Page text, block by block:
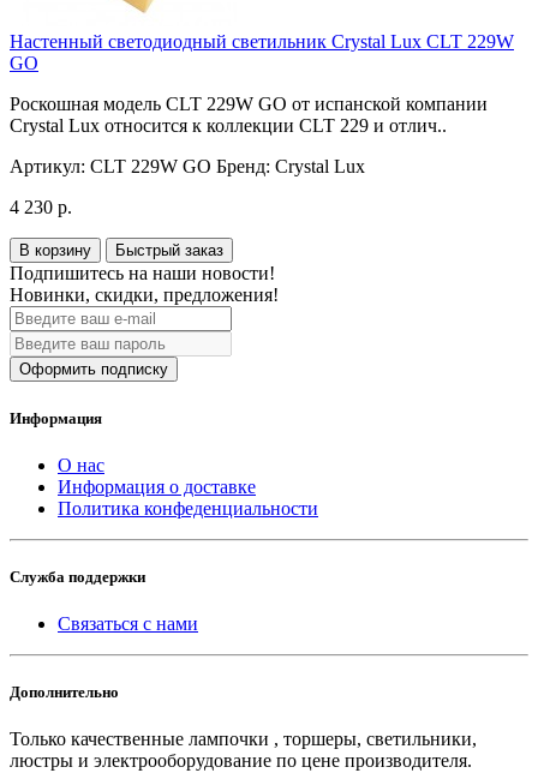
Настенный светодиодный светильник Crystal Lux CLT 229W
GO
Роскошная модель CLT 229W GO от испанской компании
Crystal Lux относится к коллекции CLT 229 и отлич..
Артикул: CLT 229W GO Бренд: Crystal Lux
4 230 р.
В корзину Быстрый заказ
Подпишитесь на наши новости!
Новинки, скидки, предложения!
Оформить подписку
Информация
О нас
Информация о доставке
Политика конфеденциальности
Служба поддержки
Связаться с нами
Дополнительно
Только качественные лампочки , торшеры, светильники,
люстры и электрооборудование по цене производителя.